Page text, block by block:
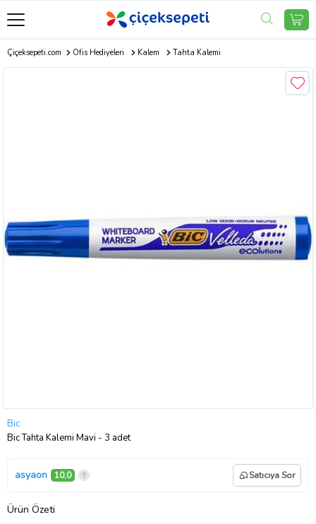
Çiçeksepeti.com Ofis Hediyeleri Kalem Tahta Kalemi
Bic
Bic Tahta Kalemi Mavi - 3 adet
asyaon 10,0 Satıcıya Sor
Ürün Özeti